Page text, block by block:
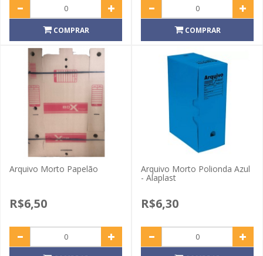
COMPRAR COMPRAR
Arquivo Morto Papelão
R$6,50
Arquivo Morto Polionda Azul
- Alaplast
R$6,30